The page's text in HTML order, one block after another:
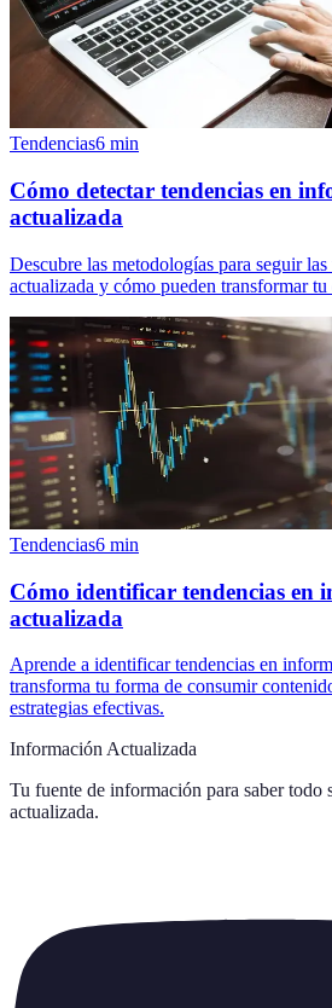
Tendencias6 min
Cómo detectar tendencias en
actualizada
Descubre las metodologías para seguir
actualizada y cómo pueden transformar tu
Tendencias6 min
Cómo identificar tendencias en
actualizada
Aprende a identificar tendencias en
transforma tu forma de consumir
estrategias efectivas.
Información Actualizada
Tu fuente de información para saber todo
actualizada.